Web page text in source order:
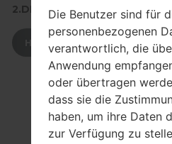
2.DRÜCKEN SIE ZUM
HERUNTERLADEN
Die Benutzer sind für
personenbezogenen
verantwortlich, die
Anwendung
oder übertragen
dass sie die
haben, um ihre Daten
zur Verfügung zu